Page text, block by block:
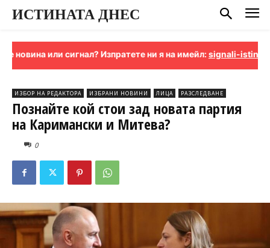
ИСТИНАТА ДНЕС
сигнал? Изпратете ни я на имейл:signali-
ИЗБОР НА РЕДАКТОРА ИЗБРАНИ НОВИНИ ЛИЦА РАЗСЛЕДВАНЕ
Познайте кой стои зад новата партия
на Каримански и Митева?
0